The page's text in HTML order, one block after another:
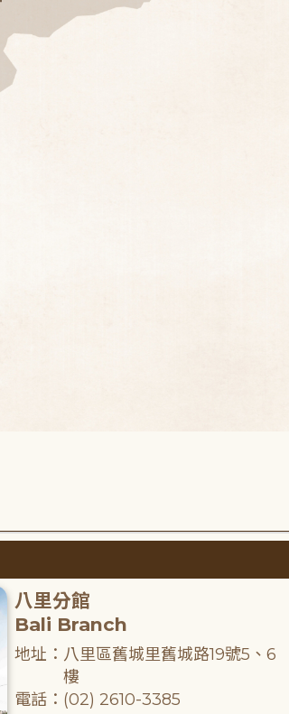
八里分館
Bali Branch
地址：八里區舊城里舊城路19號5、6
樓
電話：(02) 2610-3385